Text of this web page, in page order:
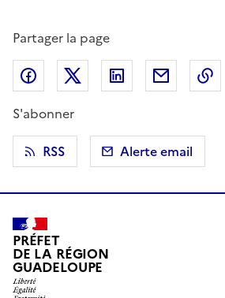
Partager la page
Partager sur Facebook
Partager sur X
Partager sur
S'abonner
RSS
Alerte email
PRÉFET
DE LA RÉGION
GUADELOUPE